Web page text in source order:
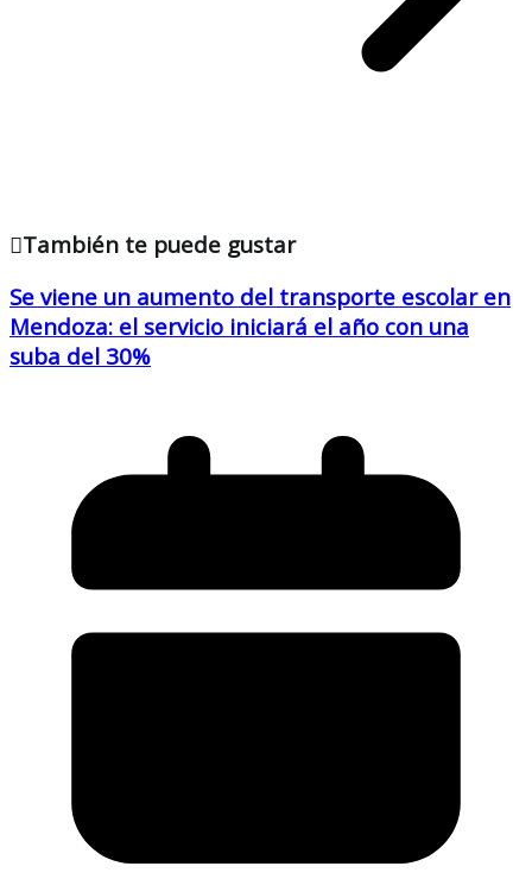
También te puede gustar
Se viene un aumento del transporte escolar en
Mendoza: el servicio iniciará el año con una
suba del 30%